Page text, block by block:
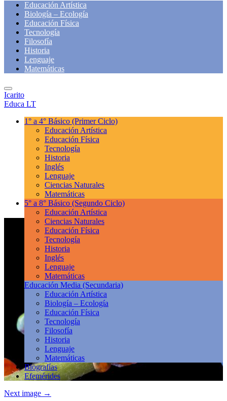
Educación Artística
Biología – Ecología
Educación Física
Tecnología
Filosofía
Historia
Lenguaje
Matemáticas
Icarito
Educa LT
1° a 4° Básico (Primer Ciclo)
Educación Artística
Educación Física
Tecnología
Historia
Inglés
Lenguaje
Ciencias Naturales
Matemáticas
5° a 8° Básico (Segundo Ciclo)
Educación Artística
Ciencias Naturales
Educación Física
Tecnología
Historia
Inglés
Lenguaje
Matemáticas
Educación Media (Secundaria)
Educación Artística
Biología – Ecología
Educación Física
Tecnología
Filosofía
Historia
Lenguaje
Matemáticas
Biografías
Efemérides
Next image →